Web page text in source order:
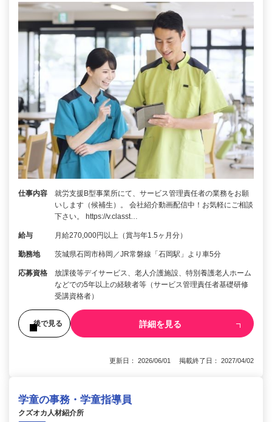
仕事内容
就労支援B型事業所にて、サービス管理責任者の業務をお願
いします（候補生）。 会社紹介動画配信中！お気軽にご相談
下さい。 https://v.classt…
給与 月給270,000円以上（賞与年1.5ヶ月分）
勤務地 茨城県石岡市柿岡／JR常磐線「石岡駅」より車5分
応募資格
放課後等デイサービス、老人介護施設、特別養護老人ホーム
などでの5年以上の経験者等（サービス管理責任者基礎研修
受講資格者）
後で見る 詳細を見る
更新日： 2026/06/01 掲載終了日： 2027/04/02
学童の事務・学童指導員
クズオカ人材紹介所